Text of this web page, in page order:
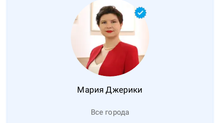
Мария Джерики
Все города